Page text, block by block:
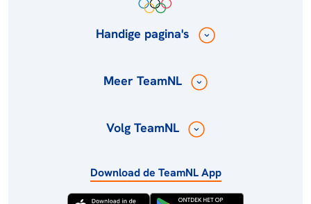
Handige pagina's
Meer TeamNL
Volg TeamNL
Download de TeamNL App